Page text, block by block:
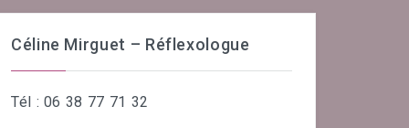
Céline Mirguet – Réflexologue
Tél : 06 38 77 71 32